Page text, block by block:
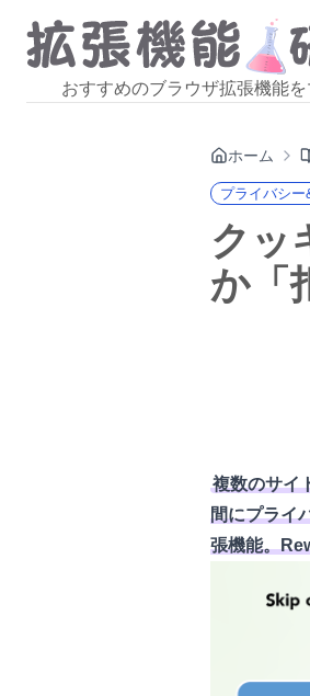
おすすめのブラウザ拡張機能
ホーム
プライバシー
クッ
か「
複数のサイ
間にプライ
張機能。